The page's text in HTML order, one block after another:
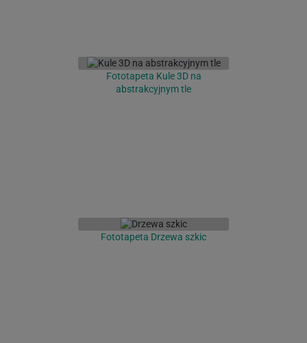
Fototapeta Kule 3D na
abstrakcyjnym tle
Fototapeta Drzewa szkic